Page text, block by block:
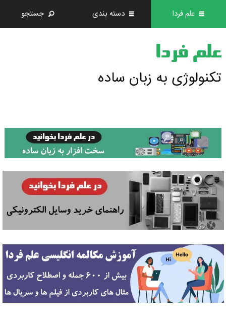
علم فردا دسته بندی جستجو
علم فردا
تکنولوژی به زبان ساده